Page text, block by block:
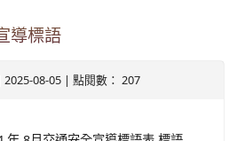
導標語
2025-08-05 | 點閱數： 207